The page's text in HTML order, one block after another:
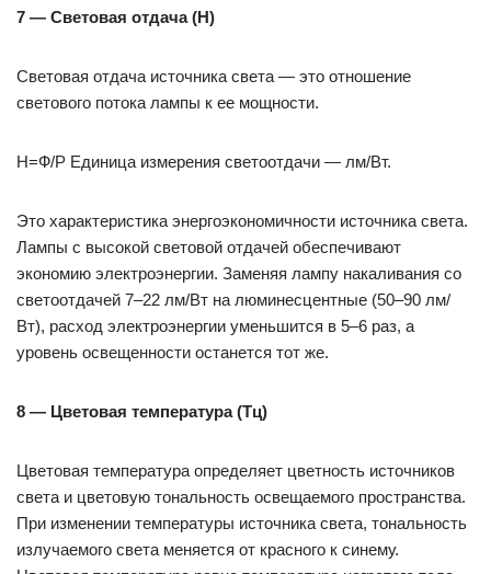
7 — Световая отдача (H)
Световая отдача источника света — это отношение
светового потока лампы к ее мощности.
Η=Ф/Р Единица измерения светоотдачи — лм/Вт.
Это характеристика энергоэкономичности источника света.
Лампы с высокой световой отдачей обеспечивают
экономию электроэнергии. Заменяя лампу накаливания со
светоотдачей 7–22 лм/Вт на люминесцентные (50–90 лм/
Вт), расход электроэнергии уменьшится в 5–6 раз, а
уровень освещенности останется тот же.
8 — Цветовая температура (Тц)
Цветовая температура определяет цветность источников
света и цветовую тональность освещаемого пространства.
При изменении температуры источника света, тональность
излучаемого света меняется от красного к синему.